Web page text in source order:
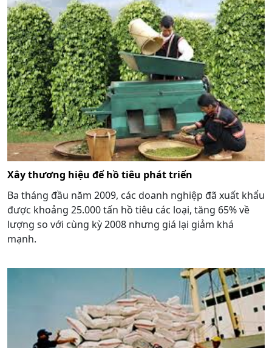
Xây thương hiệu để hồ tiêu phát triển
Ba tháng đầu năm 2009, các doanh nghiệp đã xuất khẩu
được khoảng 25.000 tấn hồ tiêu các loại, tăng 65% về
lượng so với cùng kỳ 2008 nhưng giá lại giảm khá
mạnh.